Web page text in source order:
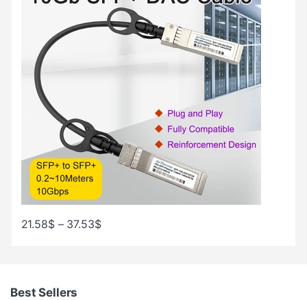
21.58$– 37.53$
Best Sellers